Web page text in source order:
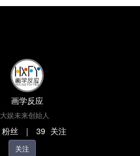
画学反应
大娱未来创始人
粉丝 ｜ 39 关注
关注